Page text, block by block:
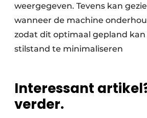
weergegeven. Tevens kan
wanneer de machine
zodat dit optimaal gepland
stilstand te minimaliseren
Interessant
verder.